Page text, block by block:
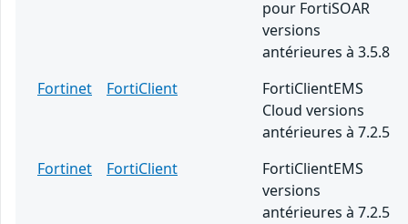
pour FortiSOAR
versions
antérieures à 3.5.8
Fortinet
FortiClient
FortiClientEMS
Cloud versions
antérieures à 7.2.5
Fortinet
FortiClient
FortiClientEMS
versions
antérieures à 7.2.5